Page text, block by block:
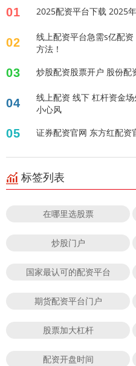
01 2025配资平台下载 2025
02
线上配资平台急需s亿配
方法！
03 炒股配资股票开户 股份配
04
线上配资 线下 杠杆资金
小心风
05 证券配资官网 东方红配资
标签列表
在哪里选股票
炒股门户
国家最认可的配资平台
期货配资平台门户
股票加大杠杆
配资开盘时间